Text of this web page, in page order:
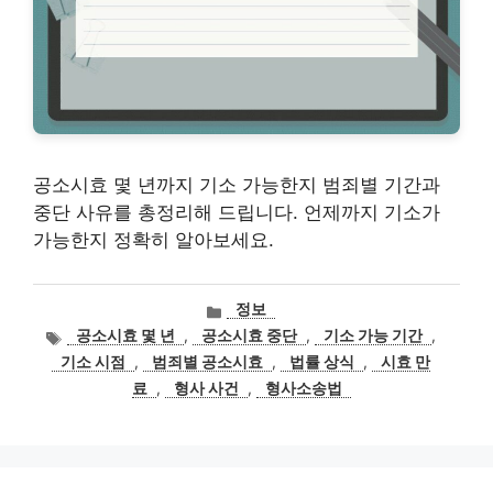
공소시효 몇 년까지 기소 가능한지 범죄별 기간과
중단 사유를 총정리해 드립니다. 언제까지 기소가
가능한지 정확히 알아보세요.
카
테
고
리
정보
태
그
공소시효 몇 년 , 공소시효 중단 , 기소 가능 기간 ,
기소 시점
, 범죄별 공소시효 , 법률 상식 ,
시효 만
료
, 형사 사건 , 형사소송법